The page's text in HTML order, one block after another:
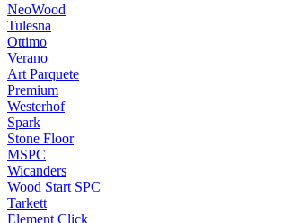
NeoWood
Tulesna
Ottimo
Verano
Art Parquete
Premium
Westerhof
Spark
Stone Floor
MSPC
Wicanders
Wood Start SPC
Tarkett
Element Click